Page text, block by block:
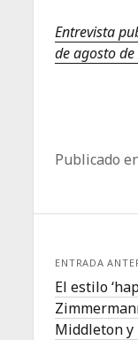
Entrevista
de agosto
Publicado
ENTRADA
El estilo
Middleton y